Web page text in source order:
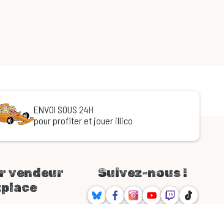
ENVOI SOUS 24H
pour profiter et jouer illico
vendeur
Suivez-nous !
BlueskyFacebookInstagram
YoutubeTwitchTikTok